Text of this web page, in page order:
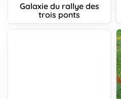
Galaxie du rallye des
trois ponts